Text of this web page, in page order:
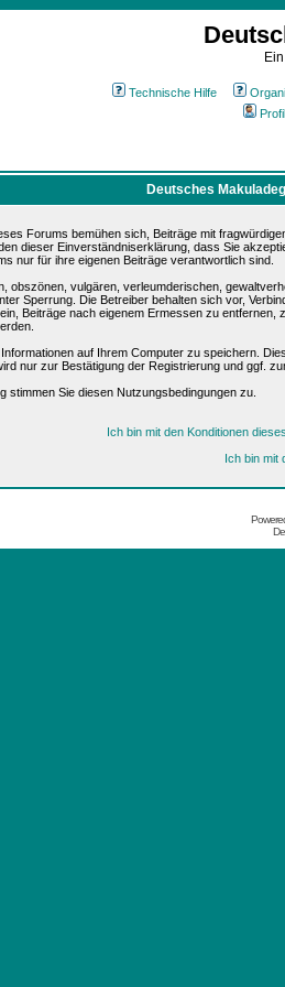
Technische Hilfe
Profil
Deutsches
Forums bemühen sich, Beiträge mit
dieser Einverständniserklärung, dass Sie
nur für ihre eigenen Beiträge verantwortlich sind.
obszönen, vulgären, verleumderischen,
Sperrung. Die Betreiber behalten sich vor,
Beiträge nach eigenem Ermessen zu
auf Ihrem Computer zu speichern.
nur zur Bestätigung der Registrierung und ggf.
stimmen Sie diesen Nutzungsbedingungen zu.
Ich bin mit den Konditionen
Ich bin mit